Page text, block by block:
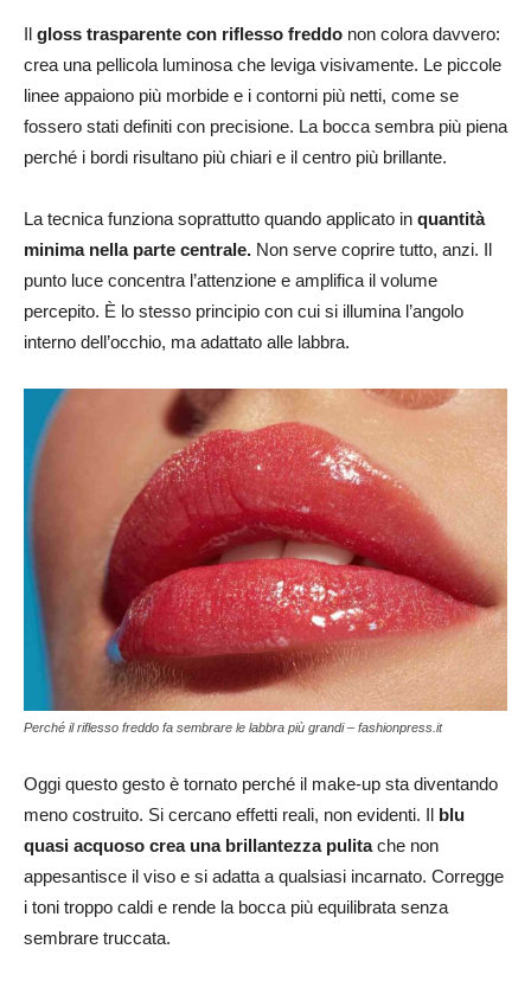
Il gloss trasparente con riflesso freddo non colora davvero:
crea una pellicola luminosa che leviga visivamente. Le piccole
linee appaiono più morbide e i contorni più netti, come se
fossero stati definiti con precisione. La bocca sembra più piena
perché i bordi risultano più chiari e il centro più brillante.
La tecnica funziona soprattutto quando applicato in quantità
minima nella parte centrale. Non serve coprire tutto, anzi. Il
punto luce concentra l’attenzione e amplifica il volume
percepito. È lo stesso principio con cui si illumina l’angolo
interno dell’occhio, ma adattato alle labbra.
Perché il riflesso freddo fa sembrare le labbra più grandi – fashionpress.it
Oggi questo gesto è tornato perché il make-up sta diventando
meno costruito. Si cercano effetti reali, non evidenti. Il blu
quasi acquoso crea una brillantezza pulitache non
appesantisce il viso e si adatta a qualsiasi incarnato. Corregge
i toni troppo caldi e rende la bocca più equilibrata senza
sembrare truccata.